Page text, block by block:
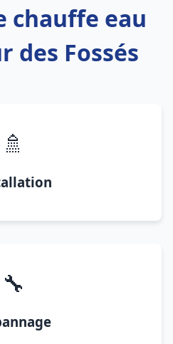
chauffe eau
des Fossés
🚿
🔧